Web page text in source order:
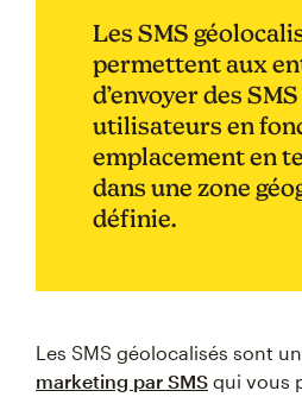
Les SMS
permettent aux
d’envoyer des
utilisateurs en
emplacement en
dans une zone
définie.
Les SMS géolocalisés sont
marketing par SMS qui vous